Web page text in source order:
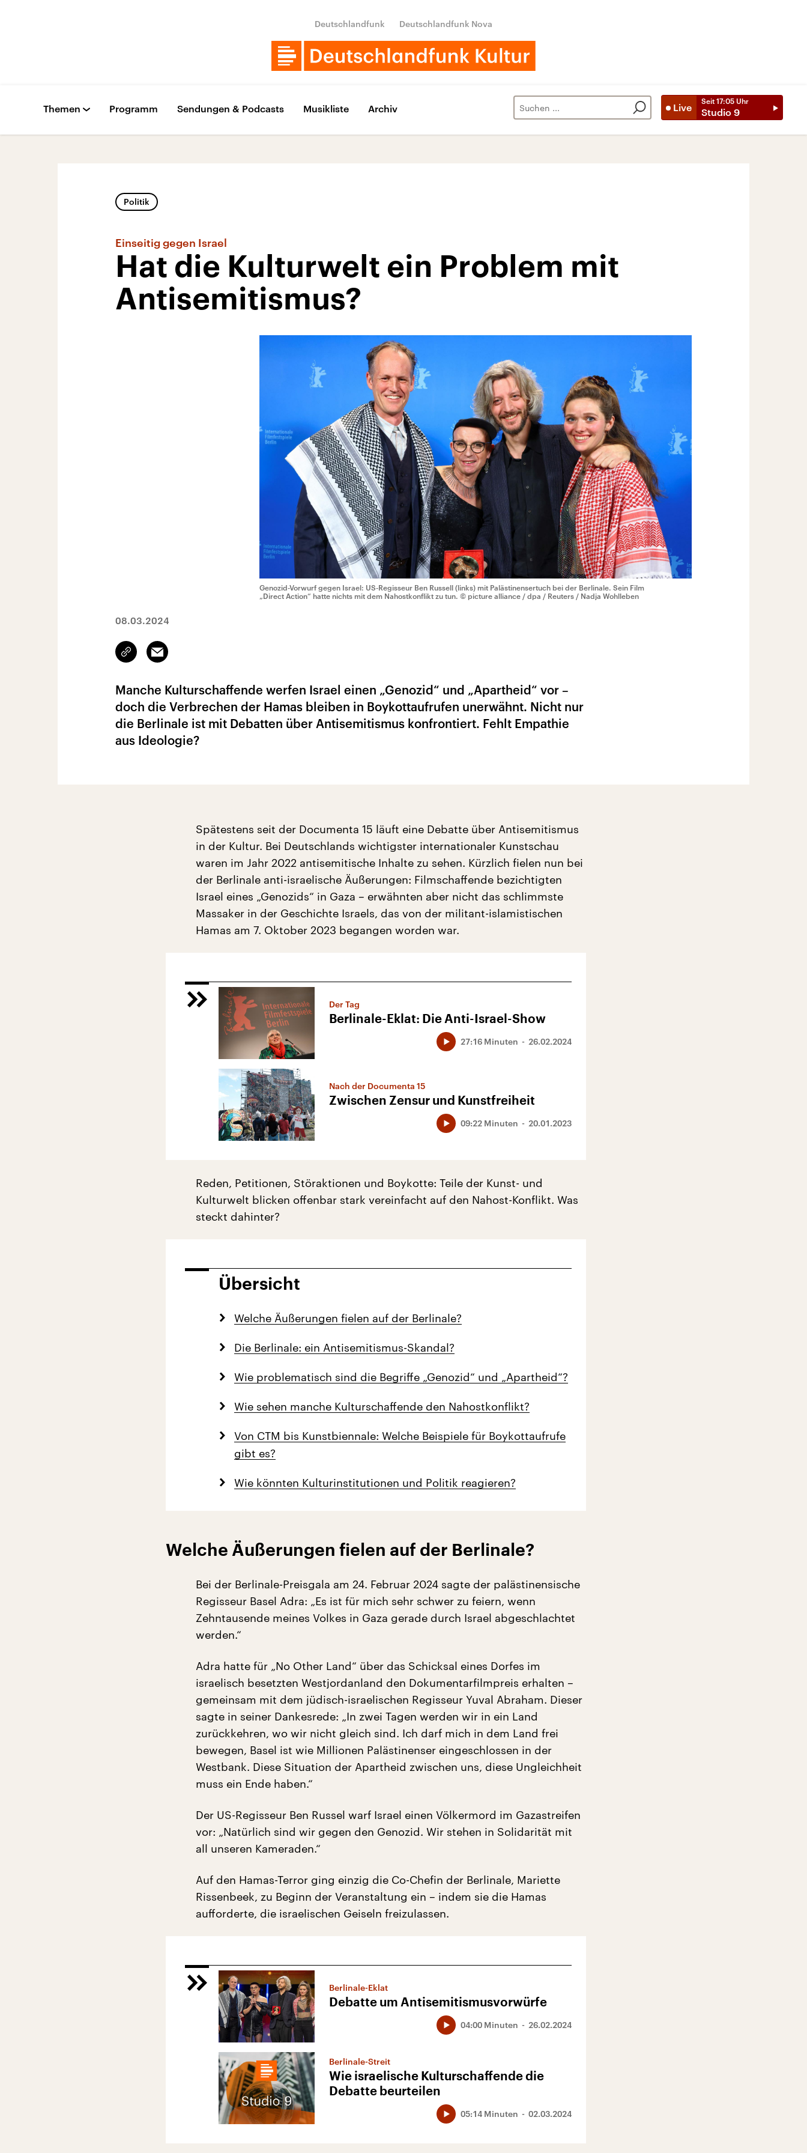
Deutschlandfunk Deutschlandfunk Nova
Live
Seit 17:05 Uhr
Studio 9
Themen Programm Sendungen & Podcasts Musikliste Archiv
Politik
Einseitig gegen Israel
Hat die Kulturwelt ein Problem mit
Antisemitismus?
Genozid-Vorwurf gegen Israel: US-Regisseur Ben Russell (links) mit Palästinensertuch bei der Berlinale. Sein Film
„Direct Action“ hatte nichts mit dem Nahostkonflikt zu tun. © picture alliance / dpa / Reuters / Nadja Wohlleben
08.03.2024
Link
kopieren/teilen
Email
Manche Kulturschaffende werfen Israel einen „Genozid“ und „Apartheid“ vor –
doch die Verbrechen der Hamas bleiben in Boykottaufrufen unerwähnt. Nicht nur
die Berlinale ist mit Debatten über Antisemitismus konfrontiert. Fehlt Empathie
aus Ideologie?
Spätestens seit der Documenta 15 läuft eine Debatte über Antisemitismus
in der Kultur. Bei Deutschlands wichtigster internationaler Kunstschau
waren im Jahr 2022 antisemitische Inhalte zu sehen. Kürzlich fielen nun bei
der Berlinale anti-israelische Äußerungen: Filmschaffende bezichtigten
Israel eines „Genozids“ in Gaza – erwähnten aber nicht das schlimmste
Massaker in der Geschichte Israels, das von der militant-islamistischen
Hamas am 7. Oktober 2023 begangen worden war.
Der Tag
Berlinale-Eklat: Die Anti-Israel-Show
26.02.2024
27:16 Minuten
Nach der Documenta 15
Zwischen Zensur und Kunstfreiheit
20.01.2023
09:22 Minuten
Reden, Petitionen, Störaktionen und Boykotte: Teile der Kunst- und
Kulturwelt blicken offenbar stark vereinfacht auf den Nahost-Konflikt. Was
steckt dahinter?
Übersicht
Welche Äußerungen fielen auf der Berlinale?
Die Berlinale: ein Antisemitismus-Skandal?
Wie problematisch sind die Begriffe „Genozid“ und „Apartheid“?
Wie sehen manche Kulturschaffende den Nahostkonflikt?
Von CTM bis Kunstbiennale: Welche Beispiele für Boykottaufrufe
gibt es?
Wie könnten Kulturinstitutionen und Politik reagieren?
Welche Äußerungen fielen auf der Berlinale?
Bei der Berlinale-Preisgala am 24. Februar 2024 sagte der palästinensische
Regisseur Basel Adra: „Es ist für mich sehr schwer zu feiern, wenn
Zehntausende meines Volkes in Gaza gerade durch Israel abgeschlachtet
werden.“
Adra hatte für „No Other Land“ über das Schicksal eines Dorfes im
israelisch besetzten Westjordanland den Dokumentarfilmpreis erhalten –
gemeinsam mit dem jüdisch-israelischen Regisseur Yuval Abraham. Dieser
sagte in seiner Dankesrede: „In zwei Tagen werden wir in ein Land
zurückkehren, wo wir nicht gleich sind. Ich darf mich in dem Land frei
bewegen, Basel ist wie Millionen Palästinenser eingeschlossen in der
Westbank. Diese Situation der Apartheid zwischen uns, diese Ungleichheit
muss ein Ende haben.“
Der US-Regisseur Ben Russel warf Israel einen Völkermord im Gazastreifen
vor: „Natürlich sind wir gegen den Genozid. Wir stehen in Solidarität mit
all unseren Kameraden.“
Auf den Hamas-Terror ging einzig die Co-Chefin der Berlinale, Mariette
Rissenbeek, zu Beginn der Veranstaltung ein – indem sie die Hamas
aufforderte, die israelischen Geiseln freizulassen.
Berlinale-Eklat
Debatte um Antisemitismusvorwürfe
26.02.2024
04:00 Minuten
Berlinale-Streit
Wie israelische Kulturschaffende die
Debatte beurteilen
02.03.2024
05:14 Minuten